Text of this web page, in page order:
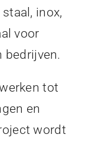
inox,
voor
bedrijven.
tot
en
wordt